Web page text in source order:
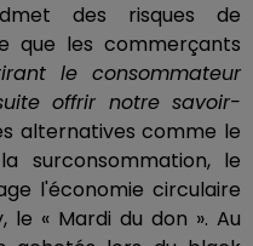
des risques de
que les commerçants
le consommateur
offrir notre savoir-
alternatives comme le
surconsommation, le
l'économie circulaire
le « Mardi du don ». Au